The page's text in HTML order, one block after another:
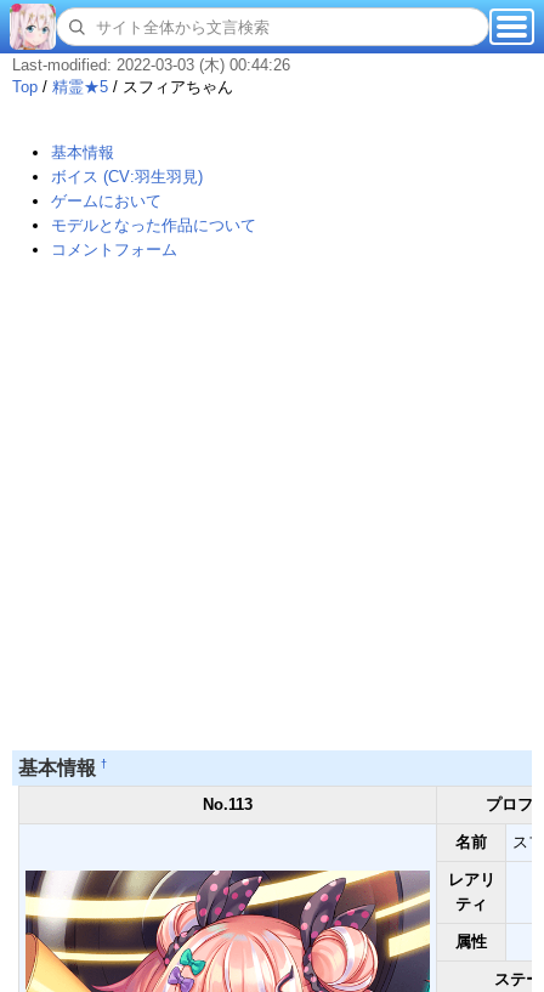
Last-modified: 2022-03-03 (木) 00:44:26
Top / 精霊★5 / スフィアちゃん
基本情報
ボイス (CV:羽生羽見)
ゲームにおいて
モデルとなった作品について
コメントフォーム
基本情報 †
No.113 プロフ
名前 ス
レアリ
ティ
属性
ステ